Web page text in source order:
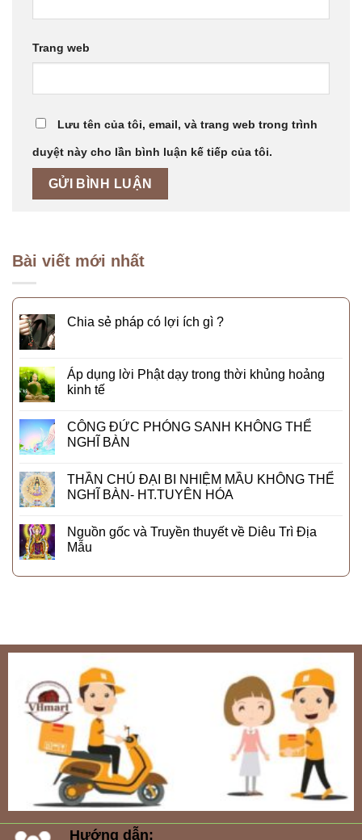
Trang web
Lưu tên của tôi, email, và trang web trong trình
duyệt này cho lần bình luận kế tiếp của tôi.
Bài viết mới nhất
Chia sẻ pháp có lợi ích gì ?
Áp dụng lời Phật dạy trong thời khủng hoảng
kinh tế
CÔNG ĐỨC PHÓNG SANH KHÔNG THỂ
NGHĨ BÀN
THẦN CHÚ ĐẠI BI NHIỆM MẦU KHÔNG THỂ
NGHĨ BÀN- HT.TUYÊN HÓA
Nguồn gốc và Truyền thuyết về Diêu Trì Địa
Mẫu
Hướng dẫn: